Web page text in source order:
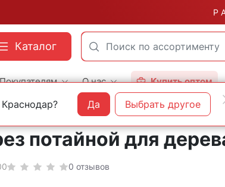
Р
Каталог
Покупателям О нас Купить оптом
потайной для
0 отзывов
Да Выбрать другое